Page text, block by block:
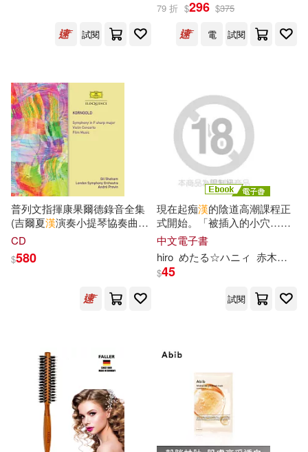
ホットエンターテイメント(42)
漢寶德(42)
趙鎮琬（主編）(42)
劉明鑫(41) 李政達(41)
小那海あや(40)
（比）岡特·鮑利(40)
呂思勉(38)
中國民族語文翻譯中心譯(37)
台灣角川(357)
中國海洋大學出版社(348)
聯經出版公司(341)
Universal(340)
大連理工大學出版社(335)
學林出版社(320)
上海文藝出版社(319)
機械工業出版社(318)
試閱
79 折 $296 $375
電
試閱
普列文指揮康果爾德錄音全集
(吉爾夏漢演奏小提琴協奏曲)
(Gil Shaham and Andre Previn
and violin concerto (2CD))
CD
$580
現在起痴漢的陰道高潮課程正
式開始。「被插入的小穴…正
一陣一陣地收縮著呢?」 01 (電
子書)
中文電子書
hiro めたる☆ハニィ 赤木蓮屋
$45
試閱